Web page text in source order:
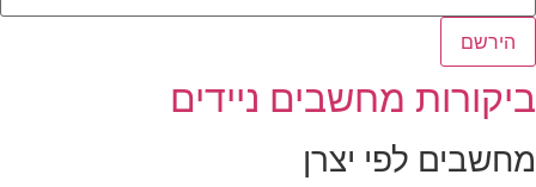
הירשם
מחשבים ניידים
לפי יצרן